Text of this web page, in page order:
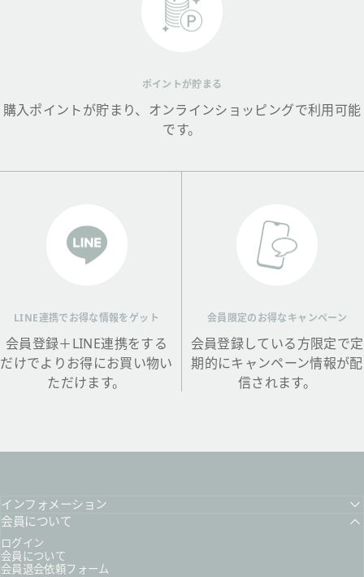
ポイントが貯まる
購入ポイントが貯まり、オンラインショッピングで利用可能
です。
LINE連携でお得な情報をゲット
会員登録＋LINE連携をする
だけでよりお得にお買い物い
ただけます。
会員限定のお得なキャンペーン
会員登録している方限定で定
期的にキャンペーン情報が配
信されます。
インフォメーション
会員について
ログイン
会員について
会員退会依頼フォーム